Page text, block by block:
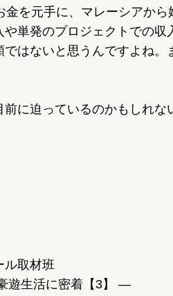
を元手に、マレーシアから
単発のプロジェクトでの収
はないと思うんですよね。
迫っているのかもしれな
ル取材班
遊生活に密着【3】 ―